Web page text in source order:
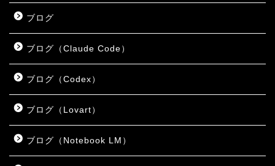
ブログ
ブログ（Claude Code）
ブログ（Codex）
ブログ（Lovart）
ブログ（Notebook LM）